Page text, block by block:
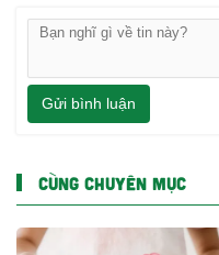
Gửi bình luận
CÙNG CHUYÊN MỤC